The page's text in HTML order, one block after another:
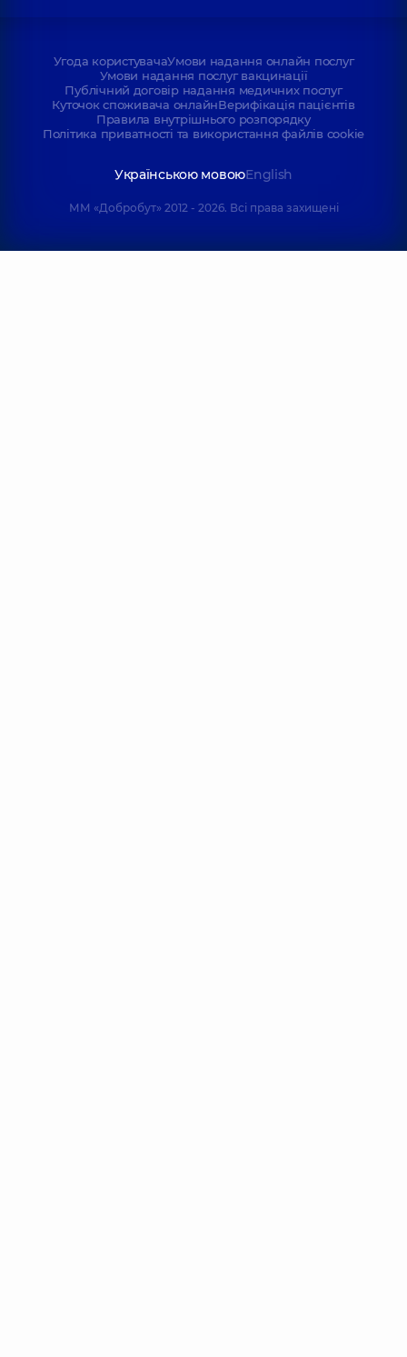
Угода користувачаУмови надання онлайн послуг
Умови надання послуг вакцинації
Публічний договір надання медичних послуг
Куточок споживача онлайнВерифікація пацієнтів
Правила внутрішнього розпорядку
Політика приватності та використання файлів cookie
Українською мовоюEnglish
ММ «Добробут» 2012 - 2026. Всі права захищені